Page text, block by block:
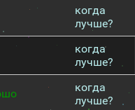
когда
лучше?
когда
лучше?
когда
лучше?